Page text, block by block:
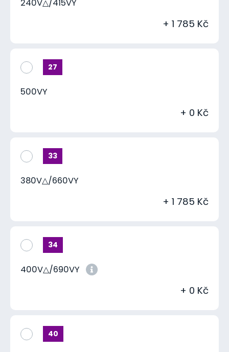
240V△/415VY
+ 1 785 Kč
27
500VY
+ 0 Kč
33
380V△/660VY
+ 1 785 Kč
34
400V△/690VY
+ 0 Kč
40